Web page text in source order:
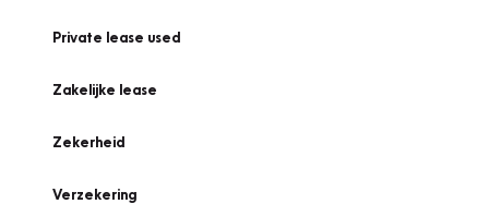
Private lease used
Zakelijke lease
Zekerheid
Verzekering